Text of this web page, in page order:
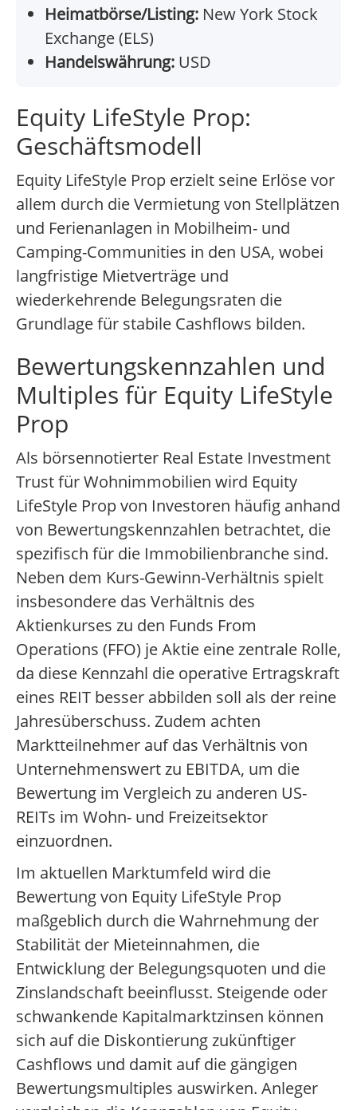
Heimatbörse/Listing: New York Stock
Exchange (ELS)
Handelswährung: USD
Equity LifeStyle Prop:
Geschäftsmodell
Equity LifeStyle Prop erzielt seine Erlöse vor
allem durch die Vermietung von Stellplätzen
und Ferienanlagen in Mobilheim- und
Camping-Communities in den USA, wobei
langfristige Mietverträge und
wiederkehrende Belegungsraten die
Grundlage für stabile Cashflows bilden.
Bewertungskennzahlen und
Multiples für Equity LifeStyle
Prop
Als börsennotierter Real Estate Investment
Trust für Wohnimmobilien wird Equity
LifeStyle Prop von Investoren häufig anhand
von Bewertungskennzahlen betrachtet, die
spezifisch für die Immobilienbranche sind.
Neben dem Kurs-Gewinn-Verhältnis spielt
insbesondere das Verhältnis des
Aktienkurses zu den Funds From
Operations (FFO) je Aktie eine zentrale Rolle,
da diese Kennzahl die operative Ertragskraft
eines REIT besser abbilden soll als der reine
Jahresüberschuss. Zudem achten
Marktteilnehmer auf das Verhältnis von
Unternehmenswert zu EBITDA, um die
Bewertung im Vergleich zu anderen US-
REITs im Wohn- und Freizeitsektor
einzuordnen.
Im aktuellen Marktumfeld wird die
Bewertung von Equity LifeStyle Prop
maßgeblich durch die Wahrnehmung der
Stabilität der Mieteinnahmen, die
Entwicklung der Belegungsquoten und die
Zinslandschaft beeinflusst. Steigende oder
schwankende Kapitalmarktzinsen können
sich auf die Diskontierung zukünftiger
Cashflows und damit auf die gängigen
Bewertungsmultiples auswirken. Anleger